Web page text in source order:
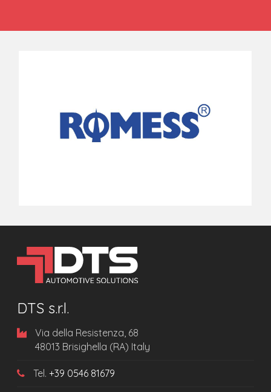
DTS s.r.l.
Via della Resistenza, 68
48013 Brisighella (RA) Italy
Tel.+39 0546 81679